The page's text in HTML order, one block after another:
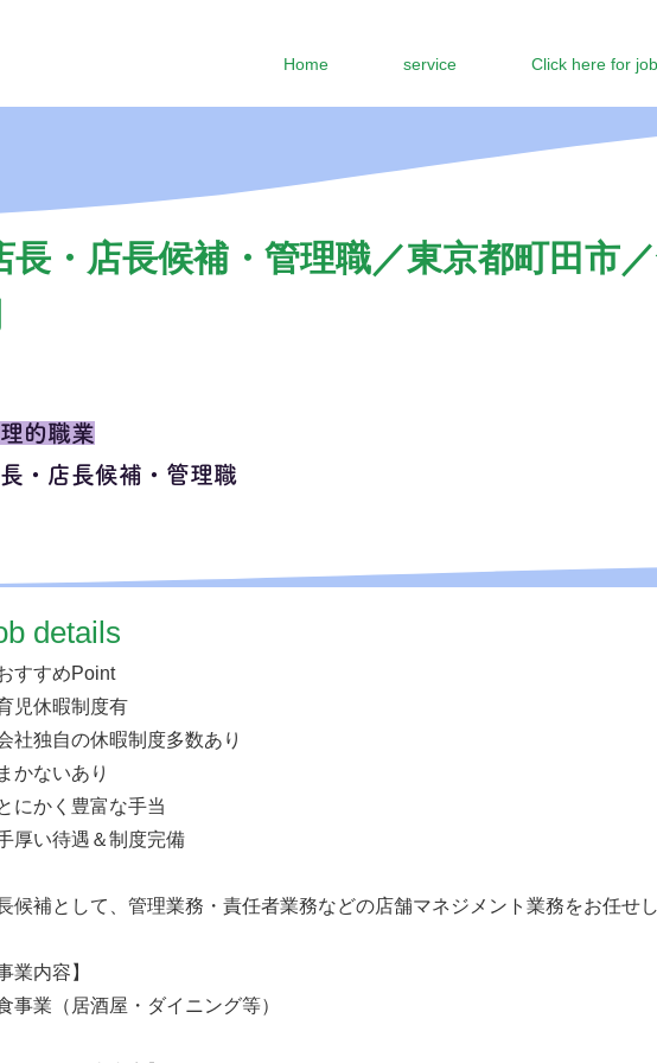
Home service Click here for
長・店長候補・管理職／東京都町田市
的職業
・店長候補・管理職
details
すすめPoint
児休暇制度有
社独自の休暇制度多数あり
かないあり
にかく豊富な手当
厚い待遇＆制度完備
候補として、管理業務・責任者業務などの店舗マネジメント業務をお任せ
業内容】
事業（居酒屋・ダイニング等）